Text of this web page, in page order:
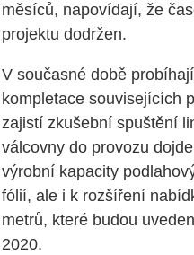
měsíců, napovídají, že
projektu dodržen.
V současné době
kompletace souvisejících
zajistí zkušební spuštění
válcovny do provozu
výrobní kapacity
fólií, ale i k rozšíření
metrů, které budou
2020.